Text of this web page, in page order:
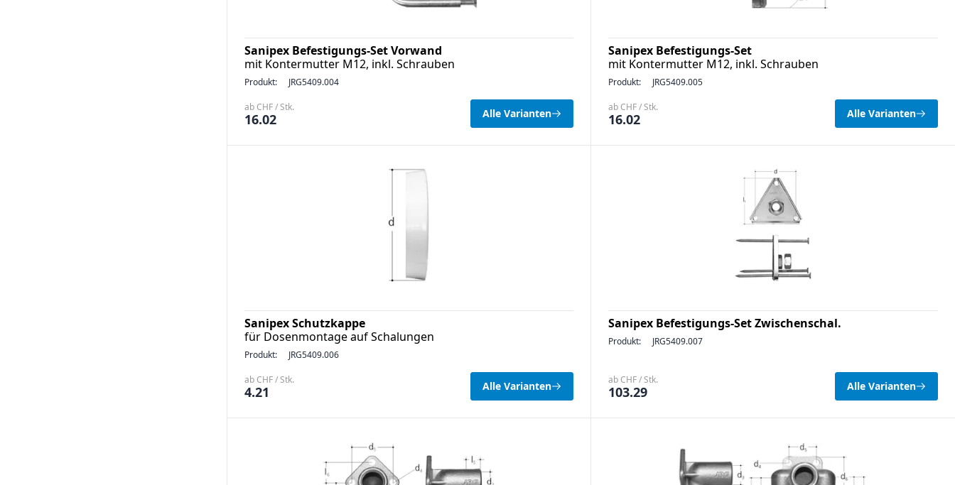
Sanipex Befestigungs-Set Vorwand
mit Kontermutter M12, inkl. Schrauben
Produkt: JRG5409.004
ab CHF / Stk.
16.02 Alle Varianten
Sanipex Befestigungs-Set
mit Kontermutter M12, inkl. Schrauben
Produkt: JRG5409.005
ab CHF / Stk.
16.02 Alle Varianten
Sanipex Schutzkappe
für Dosenmontage auf Schalungen
Produkt: JRG5409.006
ab CHF / Stk.
4.21 Alle Varianten
Sanipex Befestigungs-Set Zwischenschal.
Produkt: JRG5409.007
ab CHF / Stk.
103.29 Alle Varianten